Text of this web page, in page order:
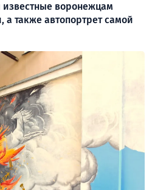
воронежцам
а также автопортрет самой